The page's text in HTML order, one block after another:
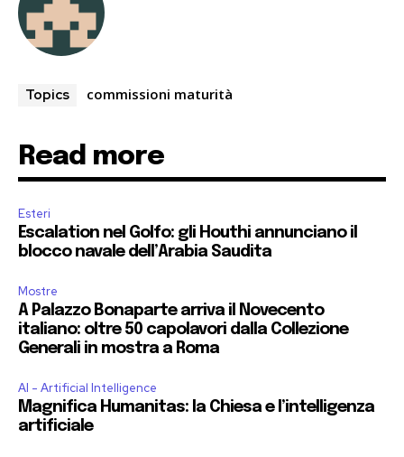
Topics commissioni maturità
Read more
Esteri
Escalation nel Golfo: gli Houthi annunciano il
blocco navale dell’Arabia Saudita
Mostre
A Palazzo Bonaparte arriva il Novecento
italiano: oltre 50 capolavori dalla Collezione
Generali in mostra a Roma
AI - Artificial Intelligence
Magnifica Humanitas: la Chiesa e l’intelligenza
artificiale